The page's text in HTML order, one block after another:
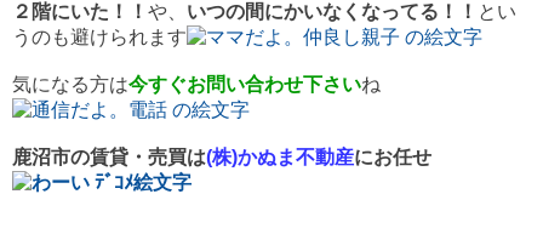
２階にいた！！ や、 いつの間にかいなくなってる！！ とい
うのも避けられます
気になる方は今すぐお問い合わせ下さいね
鹿沼市の賃貸・売買は(株)かぬま不動産にお任せ